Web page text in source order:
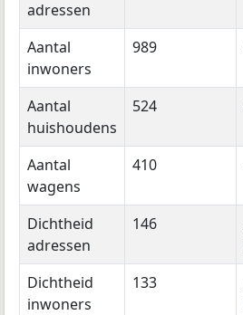
adressen
Aantal
inwoners
989
Aantal
huishoudens
524
Aantal
wagens
410
Dichtheid
adressen
146
Dichtheid
inwoners
133